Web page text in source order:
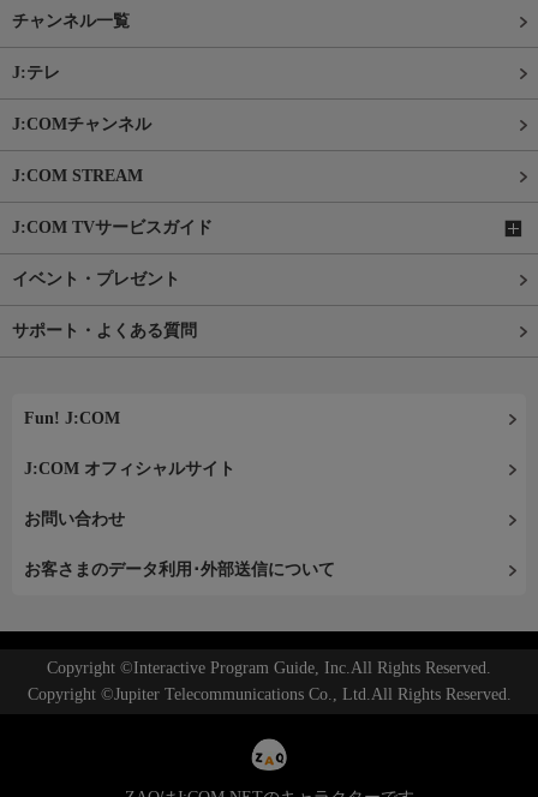
チャンネル一覧
J:テレ
J:COMチャンネル
J:COM STREAM
J:COM TVサービスガイド
イベント・プレゼント
サポート・よくある質問
Fun! J:COM
J:COM オフィシャルサイト
お問い合わせ
お客さまのデータ利用･外部送信について
Copyright ©Interactive Program Guide, Inc.All Rights Reserved.
Copyright ©Jupiter Telecommunications Co., Ltd.All Rights Reserved.